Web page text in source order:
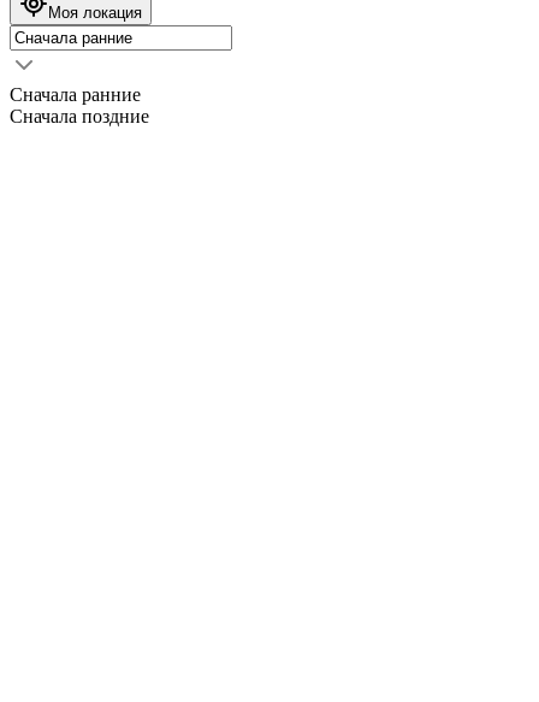
Моя локация
Сначала ранние
Сначала поздние